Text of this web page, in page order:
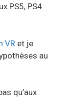
PS5, PS4
VR et je
au
qu’aux